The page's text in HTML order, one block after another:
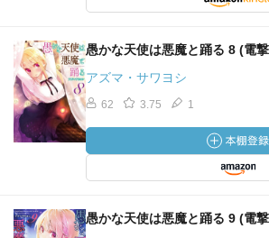
愚かな天使は悪魔と踊る 8 (電
アズマ・サワヨシ
62 3.75 1
愚かな天使は悪魔と踊る 9 (電